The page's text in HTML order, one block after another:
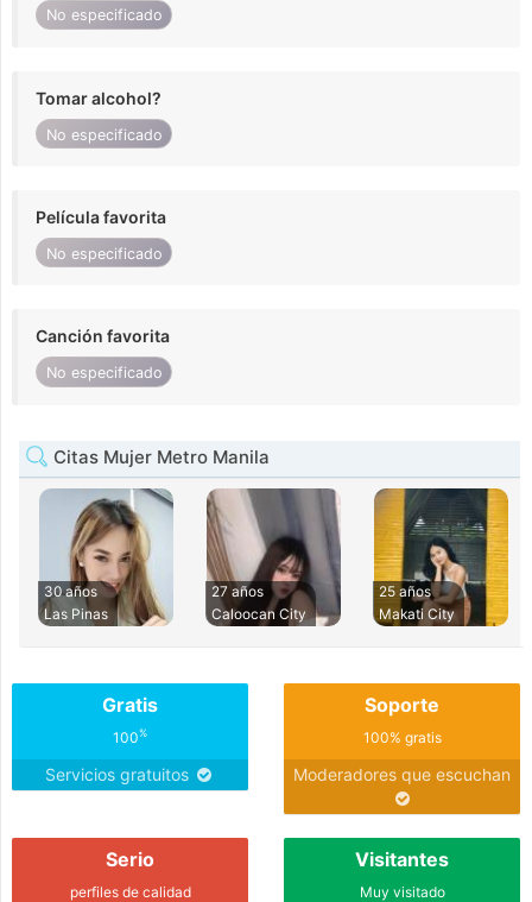
No especificado
Tomar alcohol?
No especificado
Película favorita
No especificado
Canción favorita
No especificado
Citas Mujer Metro Manila
30 años
Las Pinas
27 años
Caloocan City
25 años
Makati City
Gratis
100%
Servicios gratuitos
Soporte
100% gratis
Moderadores que escuchan
Serio
perfiles de calidad
Visitantes
Muy visitado